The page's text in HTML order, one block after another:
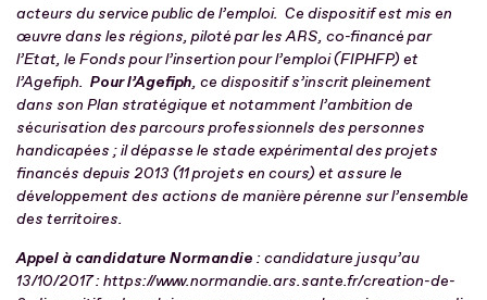
acteurs du service public de l’emploi. Ce dispositif est mis en
œuvre dans les régions, piloté par les ARS, co-financé par
l’Etat, le Fonds pour l’insertion pour l’emploi (FIPHFP) et
l’Agefiph. Pour l’Agefiph, ce dispositif s’inscrit pleinement
dans son Plan stratégique et notamment l’ambition de
sécurisation des parcours professionnels des personnes
handicapées ; il dépasse le stade expérimental des projets
financés depuis 2013 (11 projets en cours) et assure le
développement des actions de manière pérenne sur l’ensemble
des territoires.
Appel à candidature Normandie : candidature jusqu’au
13/10/2017 :https://www.normandie.ars.sante.fr/creation-de-